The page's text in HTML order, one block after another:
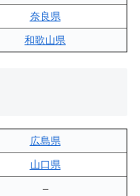
奈良県
和歌山県
広島県
山口県
–